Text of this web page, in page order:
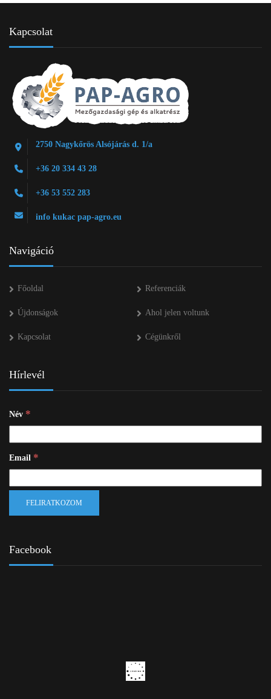
Kapcsolat
2750 Nagykőrös Alsójárás d. 1/a
+36 20 334 43 28
+36 53 552 283
info kukac pap-agro.eu
Navigáció
Főoldal Referenciák
Újdonságok Ahol jelen voltunk
Kapcsolat Cégünkről
Hírlevél
Név *
Email *
Facebook